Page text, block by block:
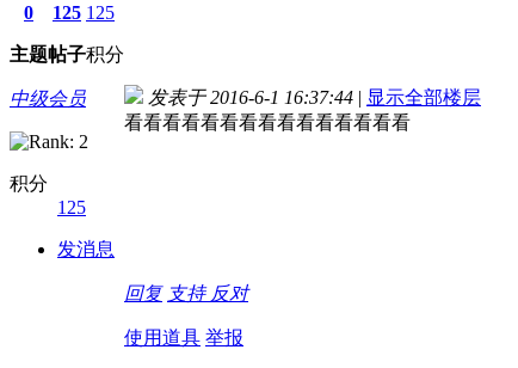
0
主题
125
帖子
125
积分
中级会员
积分
125
发消息
发表于 2016-6-1 16:37:44 | 显示全部楼层
看看看看看看看看看看看看看看看
回复 支持 反对
使用道具 举报